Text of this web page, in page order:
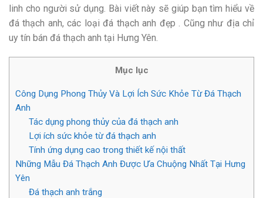
linh cho người sử dụng. Bài viết này sẽ giúp bạn tìm hiểu về
đá thạch anh, các loại đá thạch anh đẹp . Cũng như địa chỉ
uy tín bán đá thạch anh tại Hưng Yên.
Mục lục
Công Dụng Phong Thủy Và Lợi Ích Sức Khỏe Từ Đá Thạch
Anh
Tác dụng phong thủy của đá thạch anh
Lợi ích sức khỏe từ đá thạch anh
Tính ứng dụng cao trong thiết kế nội thất
Những Mẫu Đá Thạch Anh Được Ưa Chuộng Nhất Tại Hưng
Yên
Đá thạch anh trắng